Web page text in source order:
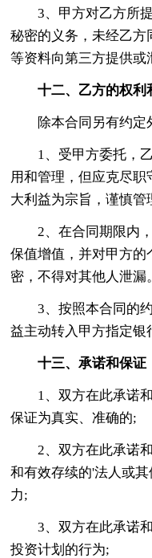
3、甲方对乙方所
秘密的义务，未经乙方
等资料向第三方提供或
十二、乙方的权利
除本合同另有约
1、受甲方委托，
用和管理，但应克尽
大利益为宗旨，谨慎
2、在合同期限内
保值增值，并对甲方的
密，不得对其他人泄漏。
3、按照本合同的
益主动转入甲方指定银
十三、承诺和保证
1、双方在此承诺
保证为真实、准确的;
2、双方在此承诺
和有效存续的'法人或
力;
3、双方在此承诺
投资计划的行为;